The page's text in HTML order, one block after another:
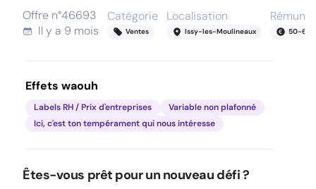
Offre n°46693
Il y a 9 mois
Catégorie
Ventes
Localisation
Issy-les-Moulineaux 50-60
Effets waouh
Labels RH / Prix d'entreprises
Variable non plafonné
Ici, c'est ton tempérament qui nous intéresse
Êtes-vous prêt pour un nouveau défi ?